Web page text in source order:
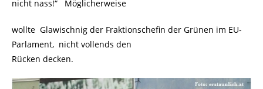
nicht nass!“ Möglicherweise
wollte Glawischnig der Fraktionschefin der Grünen im EU-
Parlament, nicht vollends den
Rücken decken.